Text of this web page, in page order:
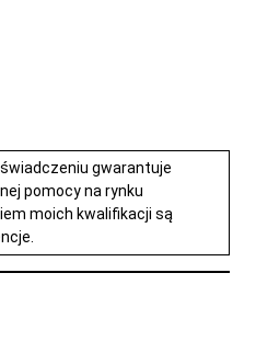
gwarantuje
pomocy na rynku
moich kwalifikacji są